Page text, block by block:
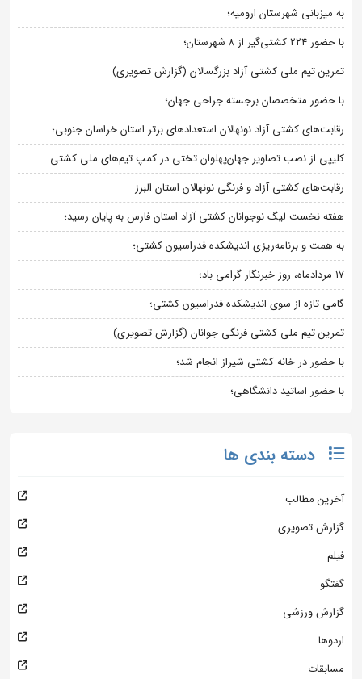
به میزبانی شهرستان ارومیه؛
با حضور ۲۲۴ کشتی‌گیر از ۸ شهرستان؛
تمرین تیم ملی کشتی آزاد بزرگسالان (گزارش تصویری)
با حضور متخصصان برجسته جراحی جهان؛
رقابت‌های کشتی آزاد نونهالان استعدادهای برتر استان خراسان جنوبی؛
کلیپی از نصب تصاویر جهان‌پهلوان تختی در کمپ تیم‌های ملی کشتی
رقابت‌های کشتی آزاد و فرنگی نونهالان استان البرز
هفته نخست لیگ نوجوانان کشتی آزاد استان فارس به پایان رسید؛
به همت و برنامه‌ریزی اندیشکده فدراسیون کشتی؛
۱۷ مردادماه، روز خبرنگار گرامی باد؛
گامی تازه از سوی اندیشکده فدراسیون کشتی؛
تمرین تیم ملی کشتی فرنگی جوانان (گزارش تصویری)
با حضور در خانه کشتی شیراز انجام شد؛
با حضور اساتید دانشگاهی؛
دسته بندی ها
آخرین مطالب
گزارش تصویری
فیلم
گفتگو
گزارش ورزشی
اردوها
مسابقات